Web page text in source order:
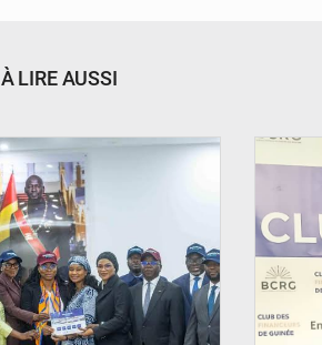
À LIRE AUSSI